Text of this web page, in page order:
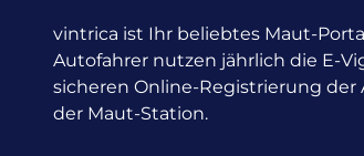
vintrica ist Ihr beliebtes Maut-
Autofahrer nutzen jährlich die E-
sicheren Online-Registrierung
der Maut-Station.